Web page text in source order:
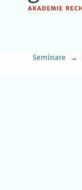
Seminare